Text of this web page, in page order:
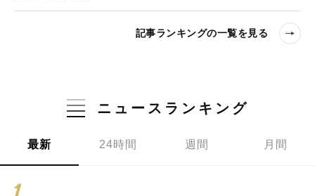
記事ランキングの一覧を見る
ニュースランキング
最新 24時間 週間 月間